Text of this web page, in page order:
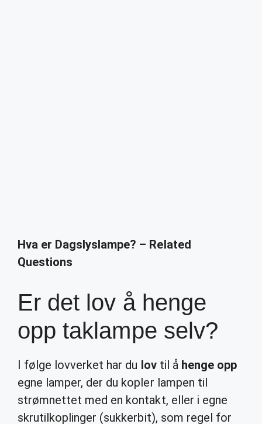
Hva er Dagslyslampe? – Related
Questions
Er det lov å henge
opp taklampe selv?
I følge lovverket har du lovtil å henge opp
egne lamper, der du kopler lampen til
strømnettet med en kontakt, eller i egne
skrutilkoplinger (sukkerbit), som regel for